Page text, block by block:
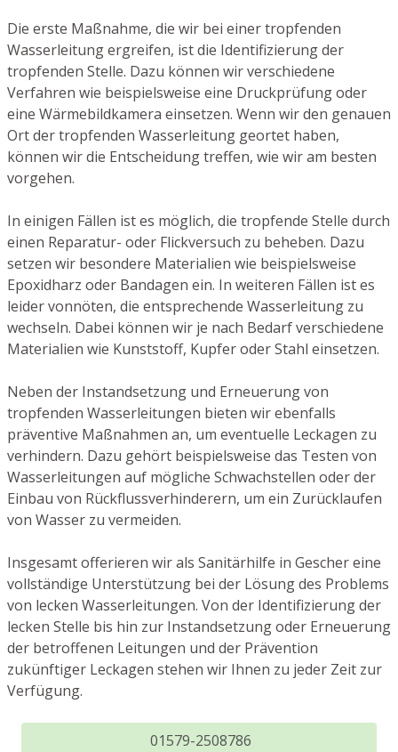
Die erste Maßnahme, die wir bei einer tropfenden
Wasserleitung ergreifen, ist die Identifizierung der
tropfenden Stelle. Dazu können wir verschiedene
Verfahren wie beispielsweise eine Druckprüfung oder
eine Wärmebildkamera einsetzen. Wenn wir den genauen
Ort der tropfenden Wasserleitung geortet haben,
können wir die Entscheidung treffen, wie wir am besten
vorgehen.
In einigen Fällen ist es möglich, die tropfende Stelle durch
einen Reparatur- oder Flickversuch zu beheben. Dazu
setzen wir besondere Materialien wie beispielsweise
Epoxidharz oder Bandagen ein. In weiteren Fällen ist es
leider vonnöten, die entsprechende Wasserleitung zu
wechseln. Dabei können wir je nach Bedarf verschiedene
Materialien wie Kunststoff, Kupfer oder Stahl einsetzen.
Neben der Instandsetzung und Erneuerung von
tropfenden Wasserleitungen bieten wir ebenfalls
präventive Maßnahmen an, um eventuelle Leckagen zu
verhindern. Dazu gehört beispielsweise das Testen von
Wasserleitungen auf mögliche Schwachstellen oder der
Einbau von Rückflussverhinderern, um ein Zurücklaufen
von Wasser zu vermeiden.
Insgesamt offerieren wir als Sanitärhilfe in Gescher eine
vollständige Unterstützung bei der Lösung des Problems
von lecken Wasserleitungen. Von der Identifizierung der
lecken Stelle bis hin zur Instandsetzung oder Erneuerung
der betroffenen Leitungen und der Prävention
zukünftiger Leckagen stehen wir Ihnen zu jeder Zeit zur
Verfügung.
01579-2508786